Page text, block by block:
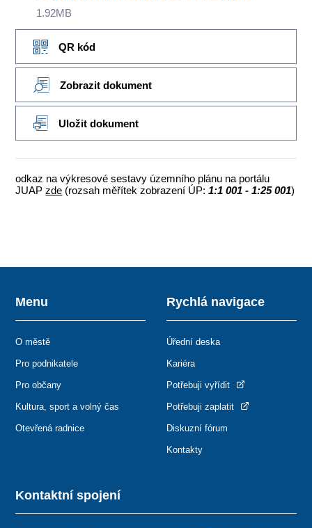
1.92MB
QR kód
Zobrazit dokument
Uložit dokument
odkaz na výkresové sestavy územního plánu na portálu
JUAPzde (rozsah měřítek zobrazení ÚP:1:1 001 - 1:25 001)
Kontaktní spojení
Menu
O městě
Pro podnikatele
Pro občany
Kultura, sport a volný čas
Otevřená radnice
Rychlá navigace
Úřední deska
Kariéra
Potřebuji vyřídit
Potřebuji zaplatit
Diskuzní fórum
Kontakty